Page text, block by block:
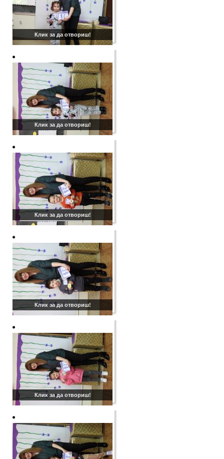
Клик за да отвориш!
Клик за да отвориш!
Клик за да отвориш!
Клик за да отвориш!
Клик за да отвориш!